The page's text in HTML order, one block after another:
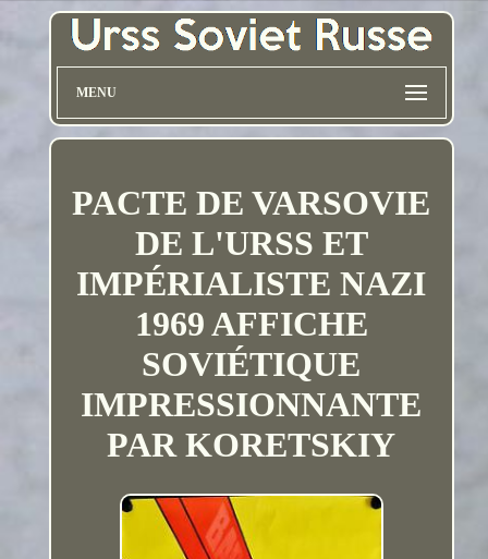
MENU
PACTE DE VARSOVIE
DE L'URSS ET
IMPÉRIALISTE NAZI
1969 AFFICHE
SOVIÉTIQUE
IMPRESSIONNANTE
PAR KORETSKIY